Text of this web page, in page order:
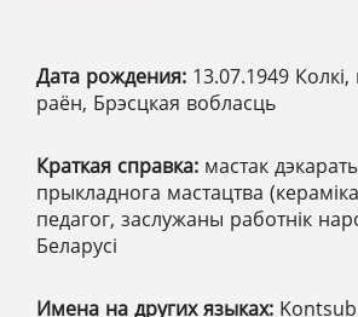
Дата рождения: 13.07.1949 Колкі,
раён, Брэсцкая вобласць
Краткая справка: мастак
прыкладнога мастацтва
педагог, заслужаны работнік
Беларусі
Имена на других языках: